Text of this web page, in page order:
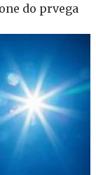
do prvega